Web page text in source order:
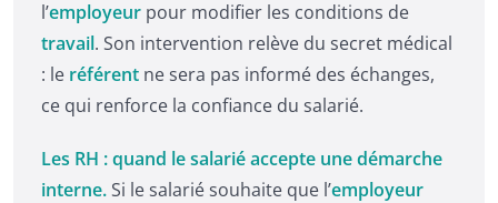
l’employeur pour modifier les conditions de
travail. Son intervention relève du secret médical
: le référent ne sera pas informé des échanges,
ce qui renforce la confiance du salarié.
Les RH : quand le salarié accepte une démarche
interne.Si le salarié souhaite que l’employeur